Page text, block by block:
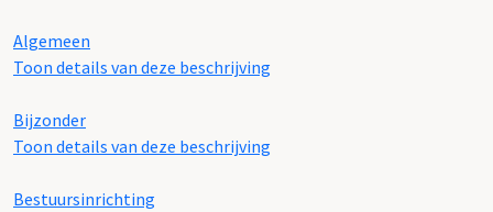
Algemeen
Toon details van deze beschrijving
Bijzonder
Toon details van deze beschrijving
Bestuursinrichting